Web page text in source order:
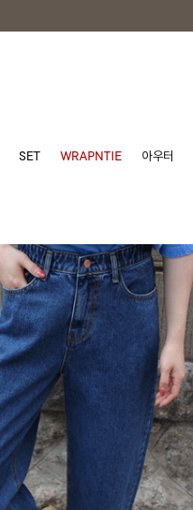
SET WRAPNTIE 아우터